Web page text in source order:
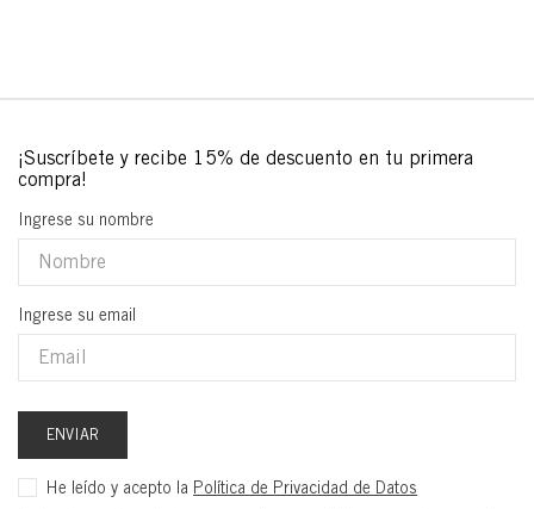
Ingrese su nombre
Ingrese su email
ENVIAR
He leído y acepto la Política de Privacidad de Datos